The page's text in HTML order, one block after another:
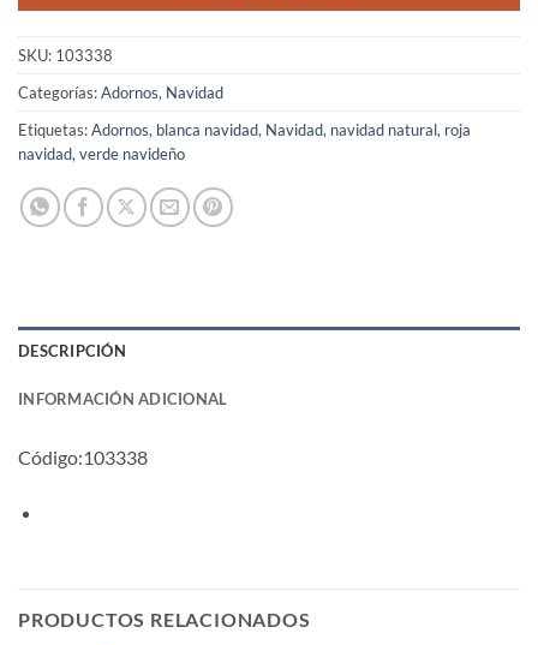
SKU: 103338
Categorías:Adornos, Navidad
Etiquetas:Adornos, blanca navidad, Navidad, navidad natural, roja
navidad, verde navideño
DESCRIPCIÓN
INFORMACIÓN ADICIONAL
Código:103338
PRODUCTOS RELACIONADOS